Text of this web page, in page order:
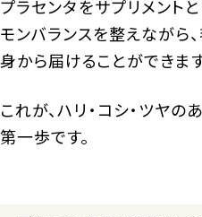
プラセンタをサプリメント
モンバランスを整えながら
身から届けることができます
これが、ハリ・コシ・ツヤ
第一歩です。